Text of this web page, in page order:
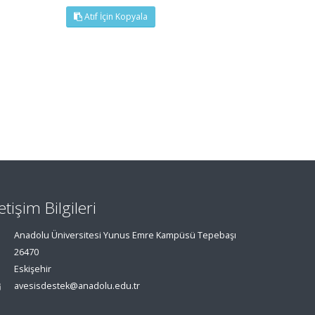
Atıf İçin Kopyala
Bilgileri
Anadolu Üniversitesi Yunus Emre Kampüsü Tepebaşı
26470
Eskişehir
avesisdestek@anadolu.edu.tr